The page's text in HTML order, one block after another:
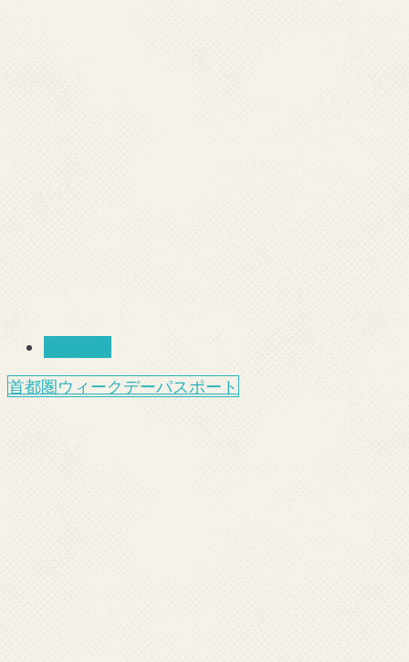
首都圏ウィークデーパスポート